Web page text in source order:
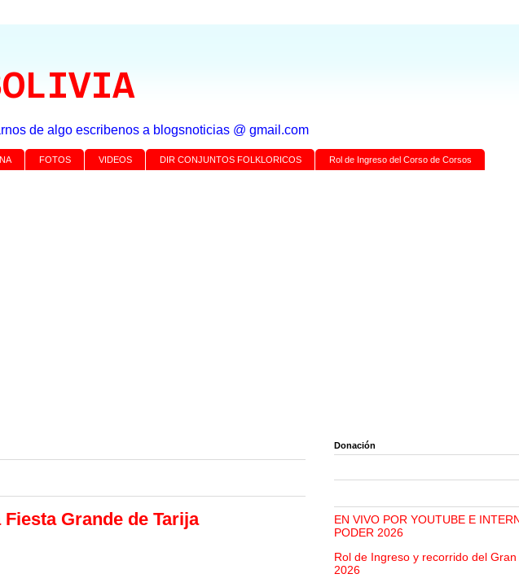
de algo escribenos a blogsnoticias @ gmail.com
FOTOS VIDEOS DIR CONJUNTOS FOLKLORICOS Rol de Ingreso del Corso de Corsos
Grande de Tarija
Donación
EN VIVO POR YOUTUBE E
PODER 2026
Rol de Ingreso y recorrido del
2026